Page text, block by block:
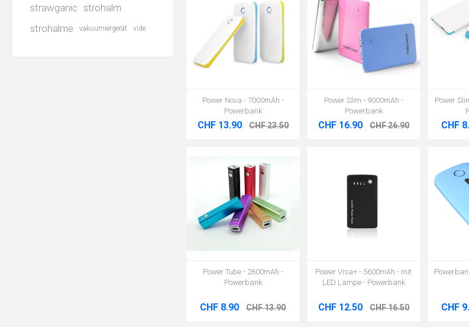
Power Nova - 7000mAh -
Powerbank
CHF 13.90 CHF 23.50
Power Slim - 9000mAh -
Powerbank
CHF 16.90 CHF 26.90
Power
CHF
Power Tube - 2600mAh -
Powerbank
CHF 8.90 CHF 13.90
Power Visa+ - 5600mAh - mit
LED Lampe - Powerbank
CHF 12.50 CHF 16.50 CHF
strawganic strohalm
strohalme
vakuumiergerät vide